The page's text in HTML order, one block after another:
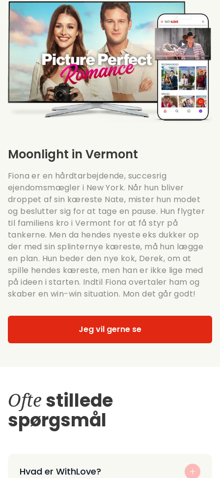
Moonlight in Vermont
Fiona er en hårdtarbejdende, succesrig
ejendomsmægler i New York. Når hun bliver
droppet af sin kæreste Nate, mister hun modet
og beslutter sig for at tage en pause. Hun flygter
til familiens kro i Vermont for at få styr på
tankerne. Men da hendes nyeste eks dukker op
der med sin splinternye kæreste, må hun lægge
en plan. Hun beder den nye kok, Derek, om at
spille hendes kæreste, men han er ikke lige med
på ideen i starten. Indtil Fiona overtaler ham og
skaber en win-win situation. Mon det går godt!
Jeg vil gerne se
Ofte stillede
spørgsmål
Hvad er WithLove?